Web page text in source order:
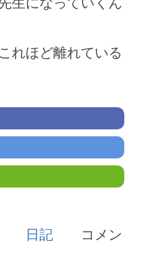
れほど離れている
日記
コメン